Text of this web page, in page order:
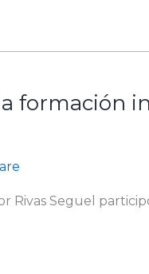
formación
Rivas Seguel